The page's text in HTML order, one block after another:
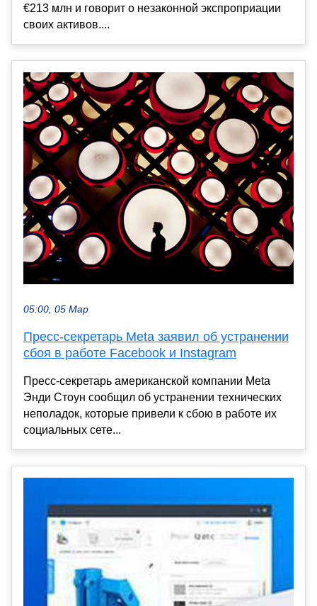
€213 млн и говорит о незаконной экспроприации
своих активов....
05:00, 05 Мар
Пресс-секретарь Meta заявил об устранении
сбоя в работе Facebook и Instagram
Пресс-секретарь американской компании Meta
Энди Стоун сообщил об устранении технических
неполадок, которые привели к сбою в работе их
социальных сете...